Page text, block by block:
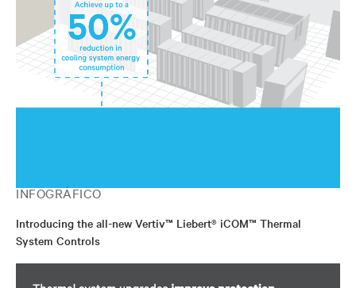
INFOGRÁFICO
Introducing the all-new Vertiv™ Liebert® iCOM™ Thermal
System Controls